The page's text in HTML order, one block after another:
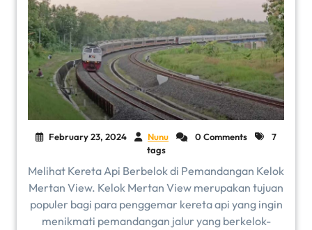
February 23, 2024 Nunu 0 Comments
7
tags
Melihat Kereta Api Berbelok di Pemandangan Kelok
Mertan View. Kelok Mertan View merupakan tujuan
populer bagi para penggemar kereta api yang ingin
menikmati pemandangan jalur yang berkelok-